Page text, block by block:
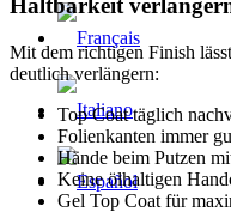
Haltbarkeit
Mit dem richtigen Finish
deutlich verlängern:
Top Coat täglich
Folienkanten immer
Hände beim Putzen
Keine ölhaltigen
Gel Top Coat für